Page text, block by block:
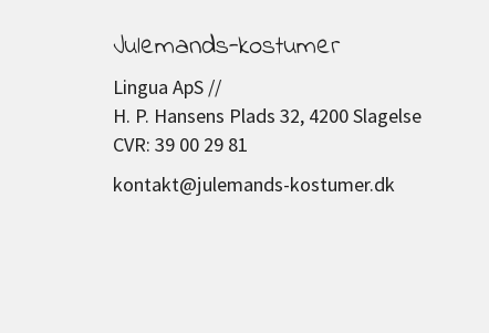
Julemands-kostumer
Lingua ApS //
H. P. Hansens Plads 32, 4200 Slagelse
CVR: 39 00 29 81
kontakt@julemands-kostumer.dk